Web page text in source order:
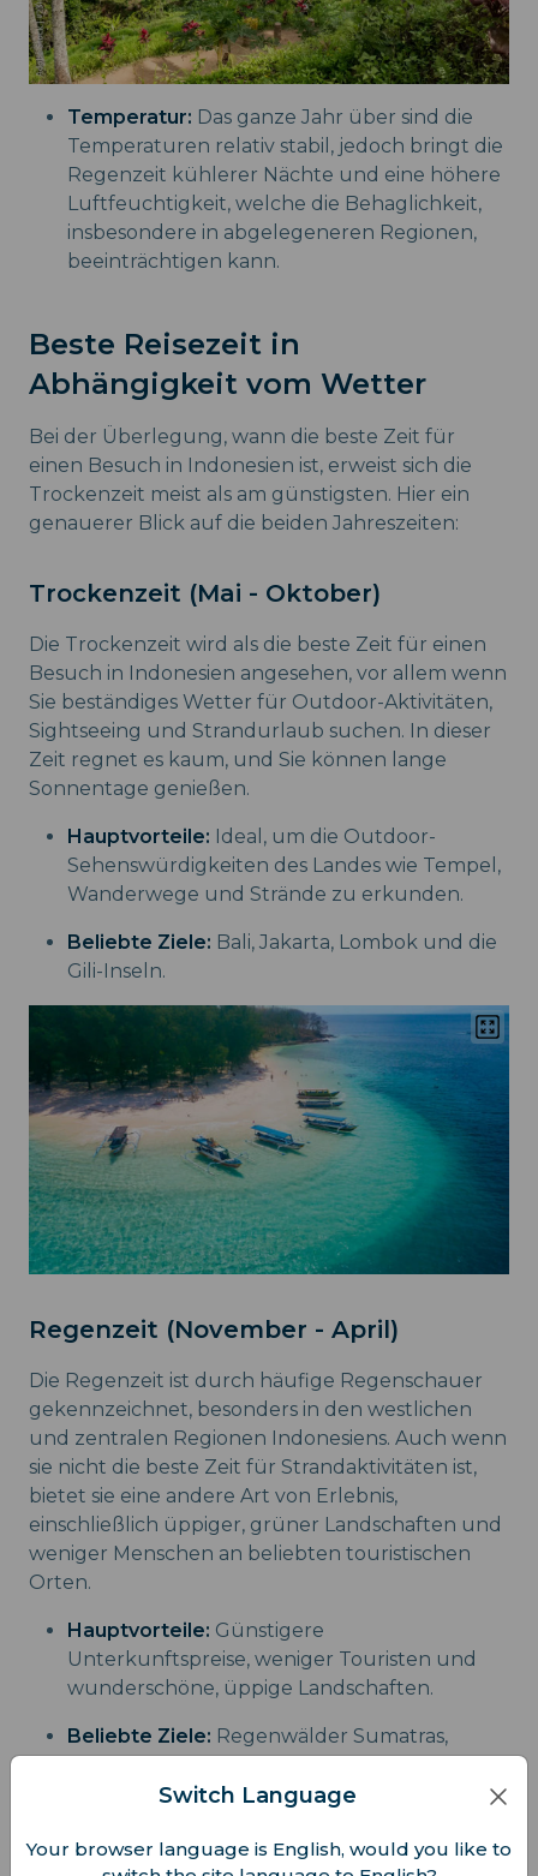
Temperatur: Das ganze Jahr über sind die
Temperaturen relativ stabil, jedoch bringt die
Regenzeit kühlerer Nächte und eine höhere
Luftfeuchtigkeit, welche die Behaglichkeit,
insbesondere in abgelegeneren Regionen,
beeinträchtigen kann.
Beste Reisezeit in
Abhängigkeit vom Wetter
Bei der Überlegung, wann die beste Zeit für
einen Besuch in Indonesien ist, erweist sich die
Trockenzeit meist als am günstigsten. Hier ein
genauerer Blick auf die beiden Jahreszeiten:
Trockenzeit (Mai - Oktober)
Die Trockenzeit wird als die beste Zeit für einen
Besuch in Indonesien angesehen, vor allem wenn
Sie beständiges Wetter für Outdoor-Aktivitäten,
Sightseeing und Strandurlaub suchen. In dieser
Zeit regnet es kaum, und Sie können lange
Sonnentage genießen.
Hauptvorteile: Ideal, um die Outdoor-
Sehenswürdigkeiten des Landes wie Tempel,
Wanderwege und Strände zu erkunden.
Beliebte Ziele: Bali, Jakarta, Lombok und die
Gili-Inseln.
Regenzeit (November - April)
Die Regenzeit ist durch häufige Regenschauer
gekennzeichnet, besonders in den westlichen
und zentralen Regionen Indonesiens. Auch wenn
sie nicht die beste Zeit für Strandaktivitäten ist,
bietet sie eine andere Art von Erlebnis,
einschließlich üppiger, grüner Landschaften und
weniger Menschen an beliebten touristischen
Orten.
Hauptvorteile: Günstigere
Unterkunftspreise, weniger Touristen und
wunderschöne, üppige Landschaften.
Beliebte Ziele: Regenwälder Sumatras,
weiter im Landesinneren, wo der Regen
Switch Language
Your browser language is English, would you like to